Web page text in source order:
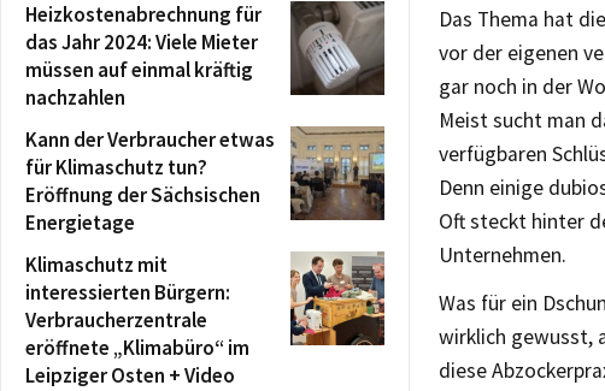
Das Thema hat
vor der eigenen
gar noch in der
Meist sucht man
verfügbaren
Denn einige
Oft steckt hinter
Unternehmen.
Was für ein
wirklich gewusst,
diese
Heizkostenabrechnung für
das Jahr 2024: Viele Mieter
müssen auf einmal kräftig
nachzahlen
Kann der Verbraucher etwas
für Klimaschutz tun?
Eröffnung der Sächsischen
Energietage
Klimaschutz mit
interessierten Bürgern:
Verbraucherzentrale
eröffnete „Klimabüro“ im
Leipziger Osten + Video